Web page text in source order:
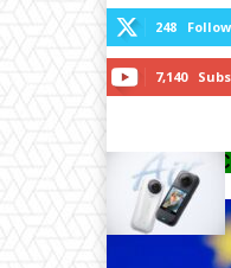
248
7,140
ULTIMI